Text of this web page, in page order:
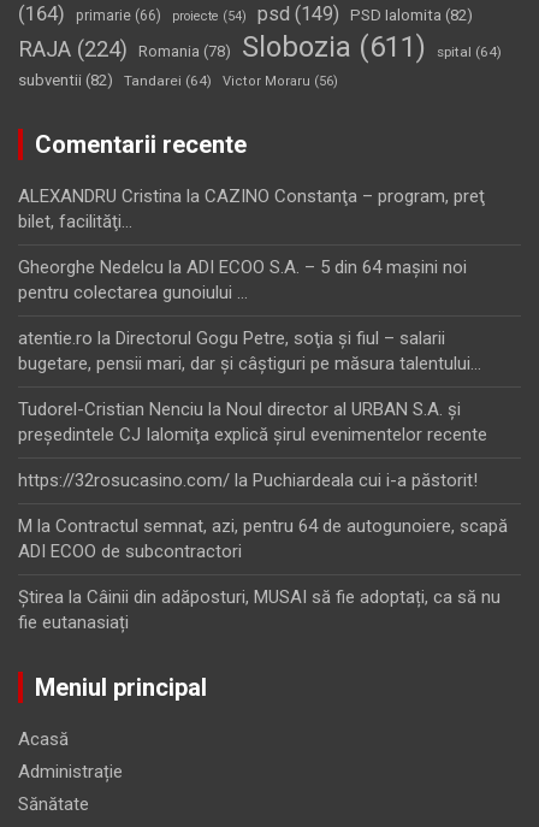
(164)
primarie (66) proiecte (54) psd (149) PSD Ialomita (82)
RAJA (224) Romania (78) Slobozia (611) spital (64)
subventii (82) Tandarei (64) Victor Moraru (56)
Comentarii recente
ALEXANDRU Cristina la CAZINO Constanţa – program, preţ
bilet, facilităţi…
Gheorghe Nedelcu la ADI ECOO S.A. – 5 din 64 maşini noi
pentru colectarea gunoiului …
atentie.ro la Directorul Gogu Petre, soţia şi fiul – salarii
bugetare, pensii mari, dar şi câştiguri pe măsura talentului…
Tudorel-Cristian Nenciu la Noul director al URBAN S.A. şi
preşedintele CJ Ialomiţa explică şirul evenimentelor recente
https://32rosucasino.com/ la Puchiardeala cui i-a păstorit!
M la Contractul semnat, azi, pentru 64 de autogunoiere, scapă
ADI ECOO de subcontractori
Ştirea la Câinii din adăposturi, MUSAI să fie adoptați, ca să nu
fie eutanasiați
Meniul principal
Acasă
Administrație
Sănătate